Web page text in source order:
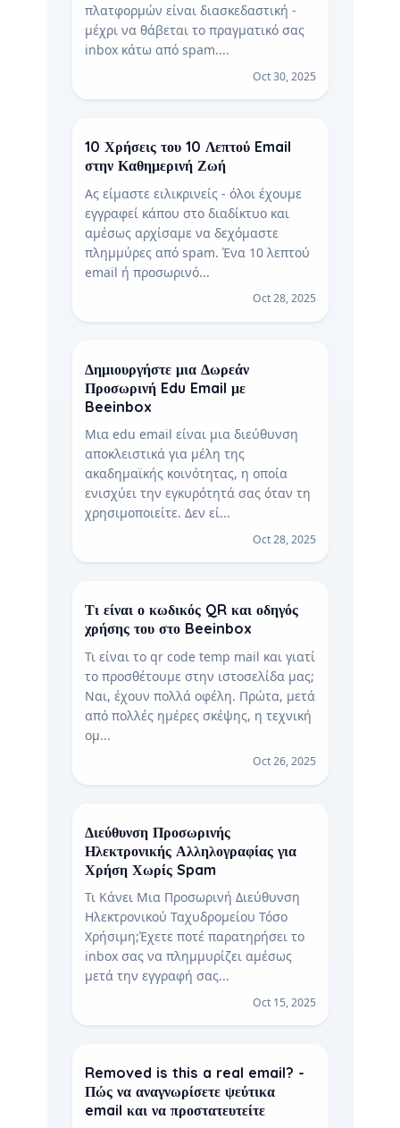
πλατφορμών είναι διασκεδαστική -
μέχρι να θάβεται το πραγματικό σας
inbox κάτω από spam....
Oct 30, 2025
10 Χρήσεις του 10 Λεπτού Email
στην Καθημερινή Ζωή
Ας είμαστε ειλικρινείς - όλοι έχουμε
εγγραφεί κάπου στο διαδίκτυο και
αμέσως αρχίσαμε να δεχόμαστε
πλημμύρες από spam. Ένα 10 λεπτού
email ή προσωρινό...
Oct 28, 2025
Δημιουργήστε μια Δωρεάν
Προσωρινή Edu Email με
Beeinbox
Μια edu email είναι μια διεύθυνση
αποκλειστικά για μέλη της
ακαδημαϊκής κοινότητας, η οποία
ενισχύει την εγκυρότητά σας όταν τη
χρησιμοποιείτε. Δεν εί...
Oct 28, 2025
Τι είναι ο κωδικός QR και οδηγός
χρήσης του στο Beeinbox
Τι είναι το qr code temp mail και γιατί
το προσθέτουμε στην ιστοσελίδα μας;
Ναι, έχουν πολλά οφέλη. Πρώτα, μετά
από πολλές ημέρες σκέψης, η τεχνική
ομ...
Oct 26, 2025
Διεύθυνση Προσωρινής
Ηλεκτρονικής Αλληλογραφίας για
Χρήση Χωρίς Spam
Τι Κάνει Μια Προσωρινή Διεύθυνση
Ηλεκτρονικού Ταχυδρομείου Τόσο
Χρήσιμη;Έχετε ποτέ παρατηρήσει το
inbox σας να πλημμυρίζει αμέσως
μετά την εγγραφή σας...
Oct 15, 2025
Removed is this a real email? -
Πώς να αναγνωρίσετε ψεύτικα
email και να προστατευτείτε